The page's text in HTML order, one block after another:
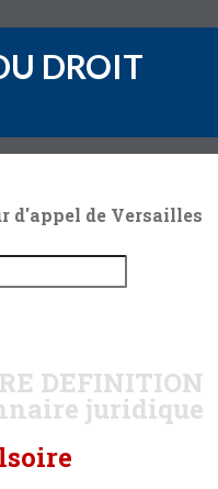
DROIT
d'appel de Versailles
DEFINITION
juridique